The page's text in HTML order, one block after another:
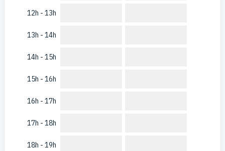
12h - 13h
13h - 14h
14h - 15h
15h - 16h
16h - 17h
17h - 18h
18h - 19h